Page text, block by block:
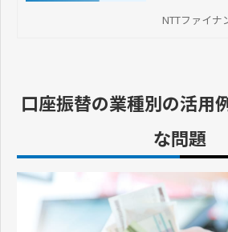
導入手順や
NTTファイナ
口座振替の業種別の活用
な問題